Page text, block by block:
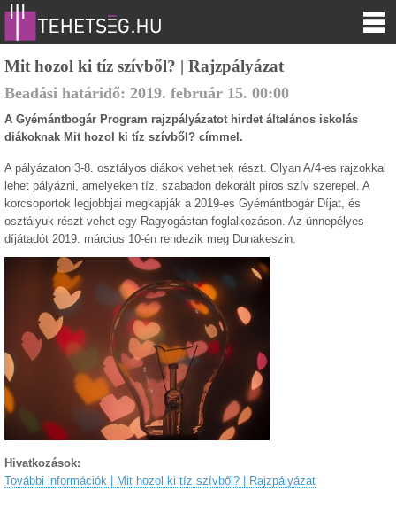
Mit hozol ki tíz szívből? | Rajzpályázat
Beadási határidő: 2019. február 15. 00:00
A Gyémántbogár Program rajzpályázatot hirdet általános iskolás
diákoknak Mit hozol ki tíz szívből? címmel.
A pályázaton 3-8. osztályos diákok vehetnek részt. Olyan A/4-es rajzokkal
lehet pályázni, amelyeken tíz, szabadon dekorált piros szív szerepel. A
korcsoportok legjobbjai megkapják a 2019-es Gyémántbogár Díjat, és
osztályuk részt vehet egy Ragyogástan foglalkozáson. Az ünnepélyes
díjátadót 2019. március 10-én rendezik meg Dunakeszin.
Hivatkozások:
További információk | Mit hozol ki tíz szívből? | Rajzpályázat